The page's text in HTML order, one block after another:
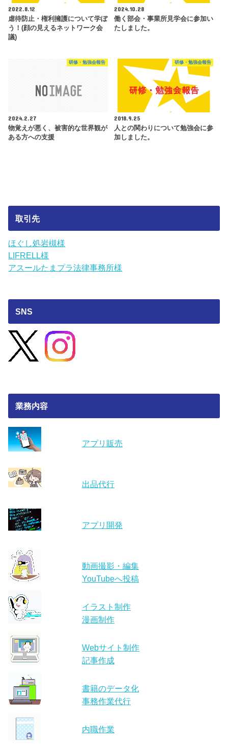
2022.8.12
虐待防止・権利擁護について学ぼ
う！(顔の見えるネットワーク会
議)
2024.10.28
働く部会・事業所見学会に参加い
たしました。
研修・勉強会報告
2024.2.27
物覚えが悪く、被害的な世界観が
ある方への支援
研修・勉強会報告
2018.9.25
人との関わりについて勉強会に参
加しました。
取引先
ほぐし処岩槻様
LIFRELL様
アスールたまプラ法律事務所様
SNS
業務内容
アプリ販売
出品代行
アプリ開発
動画撮影・編集
YouTubeへ投稿
イラスト制作
漫画制作
Webサイト制作
記事作成
書籍のデータ化
事務作業代行
内職作業